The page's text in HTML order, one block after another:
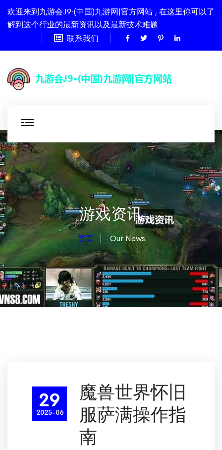
欢迎来到九游会J9·(中国)九游网|官方网站 , 在这里你可以了
解到这个行业的最新资讯以及最新技术难题
联系我们
游戏资讯
首页 Our News
29
2025-06
魔兽世界怀旧
服萨满操作指
南